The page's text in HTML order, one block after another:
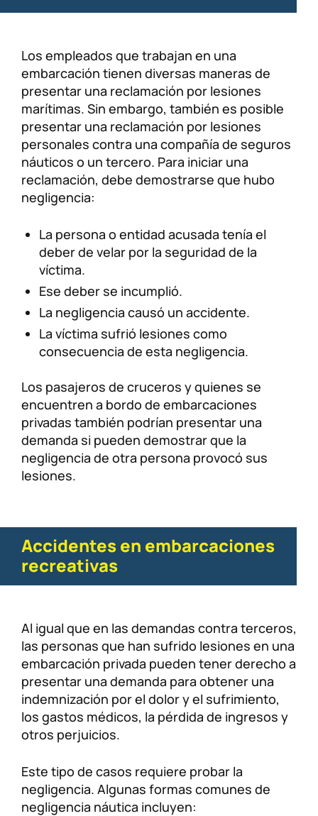
Los empleados que trabajan en una
embarcación tienen diversas maneras de
presentar una reclamación por lesiones
marítimas. Sin embargo, también es posible
presentar una reclamación por lesiones
personales contra una compañía de seguros
náuticos o un tercero. Para iniciar una
reclamación, debe demostrarse que hubo
negligencia:
La persona o entidad acusada tenía el
deber de velar por la seguridad de la
víctima.
Ese deber se incumplió.
La negligencia causó un accidente.
La víctima sufrió lesiones como
consecuencia de esta negligencia.
Los pasajeros de cruceros y quienes se
encuentren a bordo de embarcaciones
privadas también podrían presentar una
demanda si pueden demostrar que la
negligencia de otra persona provocó sus
lesiones.
Accidentes en embarcaciones
recreativas
Al igual que en las demandas contra terceros,
las personas que han sufrido lesiones en una
embarcación privada pueden tener derecho a
presentar una demanda para obtener una
indemnización por el dolor y el sufrimiento,
los gastos médicos, la pérdida de ingresos y
otros perjuicios.
Este tipo de casos requiere probar la
negligencia. Algunas formas comunes de
negligencia náutica incluyen: